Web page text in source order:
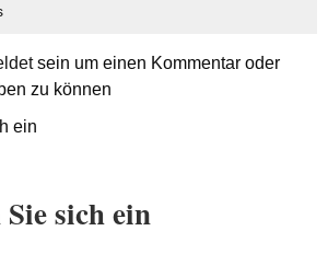
sein um einen Kommentar oder
zu können
ein
sich ein